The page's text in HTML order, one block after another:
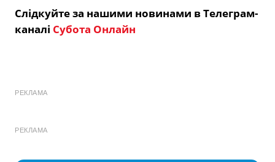
Слідкуйте за нашими новинами в Телеграм-
каналі Субота Онлайн
РЕКЛАМА
РЕКЛАМА